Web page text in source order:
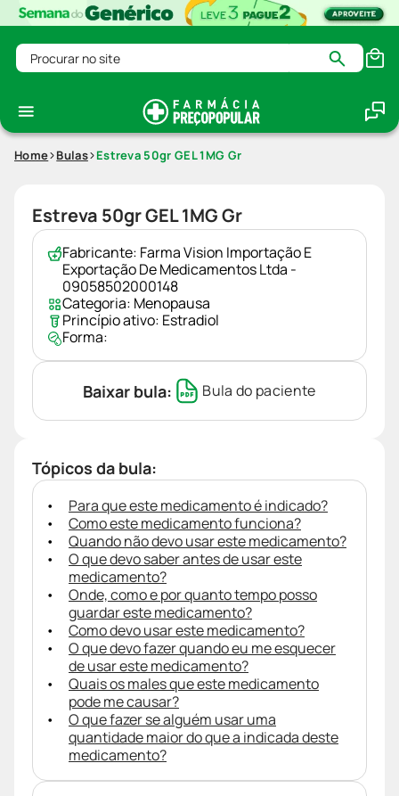
Procurar no site
Home Bulas Estreva 50gr GEL 1MG Gr
Estreva 50gr GEL 1MG Gr
Fabricante: Farma Vision Importação E
Exportação De Medicamentos Ltda -
09058502000148
Categoria: Menopausa
Princípio ativo: Estradiol
Forma:
Baixar bula: Bula do paciente
Tópicos da bula:
Para que este medicamento é indicado?
Como este medicamento funciona?
Quando não devo usar este medicamento?
O que devo saber antes de usar este
medicamento?
Onde, como e por quanto tempo posso
guardar este medicamento?
Como devo usar este medicamento?
O que devo fazer quando eu me esquecer
de usar este medicamento?
Quais os males que este medicamento
pode me causar?
O que fazer se alguém usar uma
quantidade maior do que a indicada deste
medicamento?